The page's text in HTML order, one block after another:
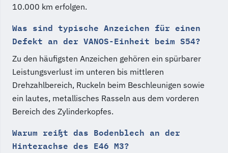
10.000 km erfolgen.
Was sind typische Anzeichen für einen
Defekt an der VANOS-Einheit beim S54?
Zu den häufigsten Anzeichen gehören ein spürbarer
Leistungsverlust im unteren bis mittleren
Drehzahlbereich, Ruckeln beim Beschleunigen sowie
ein lautes, metallisches Rasseln aus dem vorderen
Bereich des Zylinderkopfes.
Warum reißt das Bodenblech an der
Hinterachse des E46 M3?